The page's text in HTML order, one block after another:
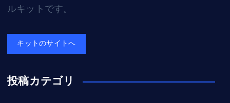
ルキットです。
キットのサイトへ
投稿カテゴリ